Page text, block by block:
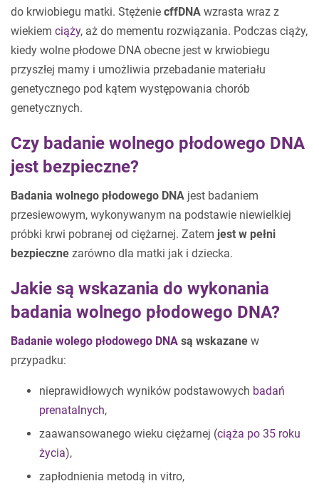
do krwiobiegu matki. Stężenie cffDNA wzrasta wraz z
wiekiem ciąży, aż do mementu rozwiązania. Podczas ciąży,
kiedy wolne płodowe DNA obecne jest w krwiobiegu
przyszłej mamy i umożliwia przebadanie materiału
genetycznego pod kątem występowania chorób
genetycznych.
Czy badanie wolnego płodowego DNA
jest bezpieczne?
Badania wolnego płodowego DNA jest badaniem
przesiewowym, wykonywanym na podstawie niewielkiej
próbki krwi pobranej od ciężarnej. Zatem jest w pełni
bezpieczne zarówno dla matki jak i dziecka.
Jakie są wskazania do wykonania
badania wolnego płodowego DNA?
Badanie wolego płodowego DNA są wskazane w
przypadku:
nieprawidłowych wyników podstawowych badań
prenatalnych,
zaawansowanego wieku ciężarnej (ciąża po 35 roku
życia),
zapłodnienia metodą in vitro,